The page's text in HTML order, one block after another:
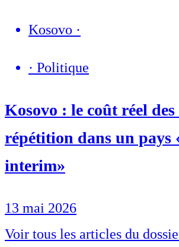
Kosovo ·
· Politique
Kosovo : le coût réel des
répétition dans un pays
interim»
13 mai 2026
Voir tous les articles du